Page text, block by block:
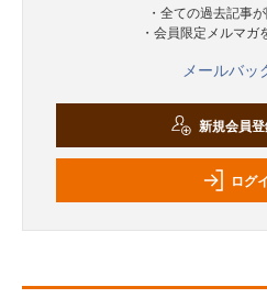
・全ての過去記事
・会員限定メルマガ
メールバッ
新規会員
ログ